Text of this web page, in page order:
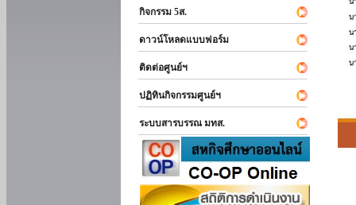
กิจกรรม 5ส.
ดาวน์โหลดแบบฟอร์ม
ติดต่อศูนย์ฯ
ปฏิทินกิจกรรมศูนย์ฯ
ระบบสารบรรณ มทส.